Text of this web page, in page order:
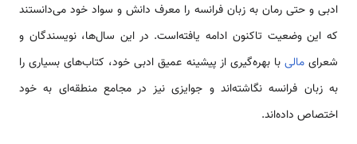
ادبی و حتی رمان به زبان فرانسه را معرف دانش و سواد خود می‌دانستند
که این وضعیت تاکنون ادامه یافته‌است. در این سال‌ها، نویسندگان و
شعرایمالی با بهره‌گیری از پیشینه عمیق ادبی خود، کتاب‌های بسیاری را
به زبان فرانسه نگاشته‌اند و جوایزی نیز در مجامع منطقه‌ای به خود
اختصاص داده‌اند.